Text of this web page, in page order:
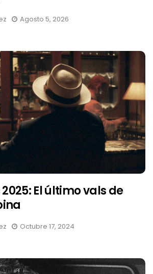
Agosto 5, 2026
El último vals de
Octubre 17, 2024